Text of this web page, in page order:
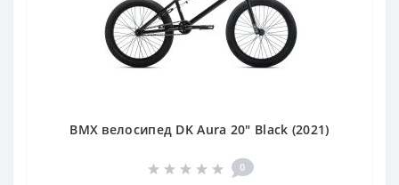
BMX велосипед DK Aura 20" Black (2021)
0